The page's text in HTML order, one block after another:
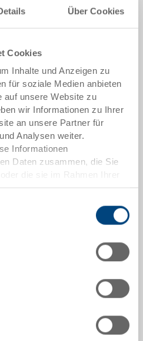
Über Cookies
Cookies
Inhalte und Anzeigen zu
für soziale Medien anbieten
auf unsere Website zu
wir Informationen zu Ihrer
an unsere Partner für
Analysen weiter.
Informationen
Daten zusammen, die Sie
haben.
silbergrau RAL 7001, Deckel